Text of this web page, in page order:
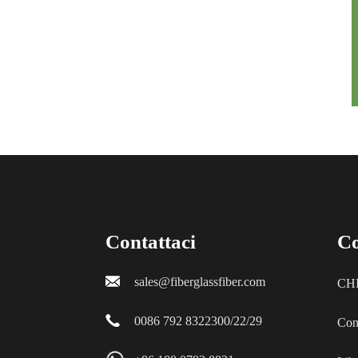
Contattaci
sales@fiberglassfiber.com
0086 792 8322300/22/29